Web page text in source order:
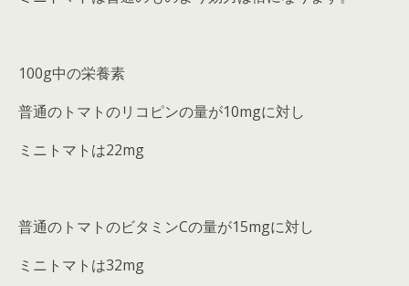
100g中の栄養素
普通のトマトのリコピンの量が10mgに対し
ミニトマトは22mg
普通のトマトのビタミンCの量が15mgに対し
ミニトマトは32mg